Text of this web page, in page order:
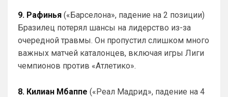
9. Рафинья («Барселона», падение на 2 позиции)
Бразилец потерял шансы на лидерство из-за
очередной травмы. Он пропустил слишком много
важных матчей каталонцев, включая игры Лиги
чемпионов против «Атлетико».
8. Килиан Мбаппе («Реал Мадрид», падение на 4
выбрать этот клуб. Одно дело при РА,
Приезжайте к нам на базу , трофеи
большие посмотрите , на игроков
дорогих тоже …а то у вас из дорогого
только Хаверц😁
Канонир• 20:27
прошли, ужасное время было